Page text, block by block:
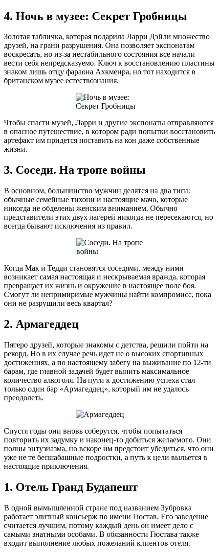
4. Ночь в музее: Секрет Гробницы
Золотая табличка, которая подарила Ларри Дэйли множество
друзей, на грани разрушения. Она позволяет экспонатам
воскресать, но из-за нестабильного состояния все начали
вести себя непредсказуемо. Ключ к восстановлению пластины
знаком лишь отцу фараона Ахкменра, но тот находится в
британском музее естествознания.
Чтобы спасти музей, Ларри и другие экспонаты отправляются
в опасное путешествие, в котором ради попытки восстановить
артефакт им придется поставить на кон даже собственные
жизни.
3. Соседи. На тропе войны
В основном, большинство мужчин делятся на два типа:
обычные семейные тихони и настоящие мачо, которые
никогда не обделены женским вниманием. Обычно
представители этих двух лагерей никогда не пересекаются, но
всегда бывают исключения из правил.
Когда Мак и Тедди становятся соседями, между ними
возникает самая настоящая и нескрываемая вражда, которая
превращает их жизнь и окружение в настоящее поле боя.
Смогут ли непримиримые мужчины найти компромисс, пока
они не разрушили весь квартал?
2. Армагеддец
Пятеро друзей, которые знакомы с детства, решили пойти на
рекорд. Но в их случае речь идет не о высоких спортивных
достижениях, а по настоящему забегу на выживание по 12-ти
барам, где главной задачей будет выпить максимальное
количество алкоголя. На пути к достижению успеха стал
только один бар «Армагеддец», который им не удалось
преодолеть.
Спустя годы они вновь соберутся, чтобы попытаться
повторить их задумку и наконец-то добиться желаемого. Они
полны энтузиазма, но вскоре им предстоит убедиться, что они
уже не те бесшабашные подростки, а путь к цели выльется в
настоящие приключения.
1. Отель Гранд Будапешт
В одной вымышленной стране под названием Зубровка
работает элитный консьерж по имени Гюстав. Его заведение
считается лучшим, потому каждый день он имеет дело с
самыми знатными особами. В обязанности Гюстава также
входит выполнение любых пожеланий клиентов отеля.